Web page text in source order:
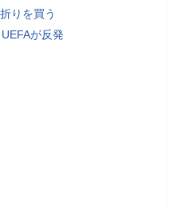
りを買う
が反発